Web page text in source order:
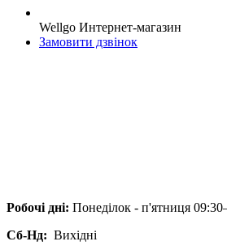
Wellgo Интернет-магазин
Замовити дзвінок
Робочі дні: Понеділок - п'ятниця
Сб-Нд: Вихідні